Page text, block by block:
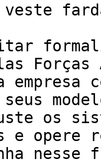
Forças
os
e opere
nesse